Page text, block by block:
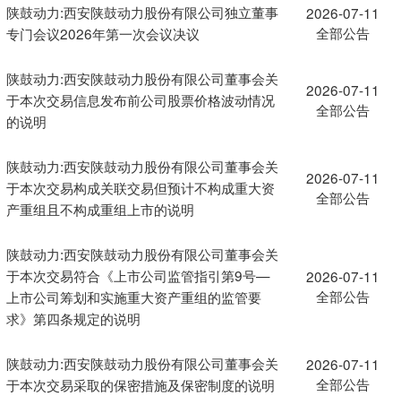
陕鼓动力:西安陕鼓动力股份有限公司独立董事
专门会议2026年第一次会议决议
2026-07-11
全部公告
陕鼓动力:西安陕鼓动力股份有限公司董事会关
于本次交易信息发布前公司股票价格波动情况
的说明
2026-07-11
全部公告
陕鼓动力:西安陕鼓动力股份有限公司董事会关
于本次交易构成关联交易但预计不构成重大资
产重组且不构成重组上市的说明
2026-07-11
全部公告
陕鼓动力:西安陕鼓动力股份有限公司董事会关
于本次交易符合《上市公司监管指引第9号—
上市公司筹划和实施重大资产重组的监管要
求》第四条规定的说明
2026-07-11
全部公告
陕鼓动力:西安陕鼓动力股份有限公司董事会关
于本次交易采取的保密措施及保密制度的说明
2026-07-11
全部公告